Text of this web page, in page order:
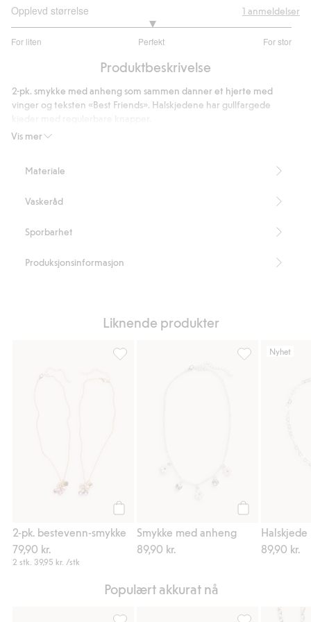
Opplevd størrelse
For liten Perfekt For stor
av
1
stemmer
1 anmeldelser
Produktbeskrivelse
Vis mer
2-pk. smykke med anheng som sammen danner et hjerte med
vinger og teksten «Best Friends». Halskjedene har gullfargede
Inneholder 100 % resirkulert metall.
Materiale
Vaskeråd
Sporbarhet
Produksjonsinformasjon
Liknende produkter
2-pk. bestevenn-smykke
79,90 kr.
2 stk. 39,95 kr. /stk
2-pk. bestevenn-smykke, Legg til i
Smykke med anheng
89,90 kr.
Nyhet
89,90 kr.
Populært akkurat nå